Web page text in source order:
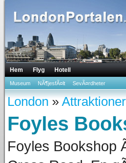
Hem Flyg Hotell
Museum NÃ¶jesfÃ¤lt SevÃ¤rdheter
London » Attraktioner
Foyles
Foyles Bookshop